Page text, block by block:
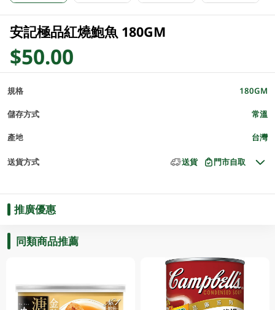
安記極品紅燒鮑魚 180GM
$50.00
規格 180GM
儲存方式 常溫
產地 台灣
送貨方式 送貨 門市自取
推廣優惠
同類商品推薦